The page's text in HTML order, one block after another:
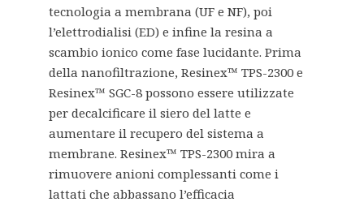
tecnologia a membrana (UF e NF), poi
l’elettrodialisi (ED) e infine la resina a
scambio ionico come fase lucidante. Prima
della nanofiltrazione, Resinex™ TPS-2300 e
Resinex™ SGC-8 possono essere utilizzate
per decalcificare il siero del latte e
aumentare il recupero del sistema a
membrane. Resinex™ TPS-2300 mira a
rimuovere anioni complessanti come i
lattati che abbassano l’efficacia